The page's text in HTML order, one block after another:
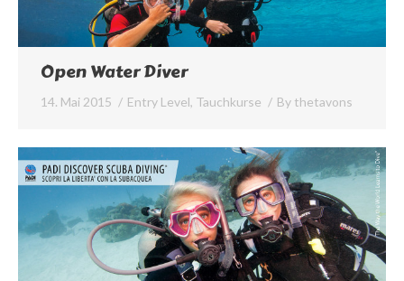
Open Water Diver
14. Mai 2015 Entry Level, Tauchkurse By thetavons